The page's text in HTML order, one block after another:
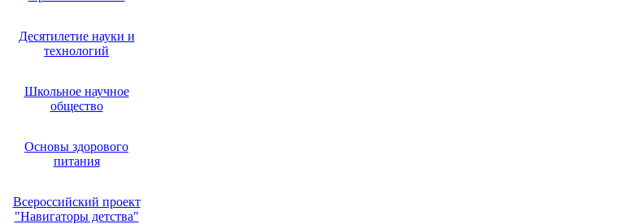
Десятилетие науки и
технологий
Школьное научное
общество
Основы здорового
питания
Всероссийский проект
"Навигаторы детства"